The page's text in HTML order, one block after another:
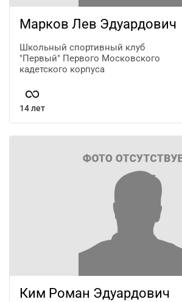
Марков Лев Эдуардович
Школьный спортивный клуб
"Первый" Первого Московского
кадетского корпуса
14 лет
Ким Роман Эдуардович